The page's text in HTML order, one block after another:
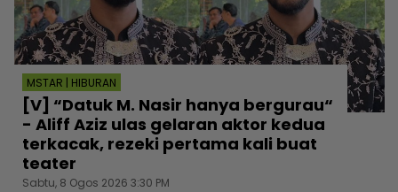
MSTAR | HIBURAN
[V] “Datuk M. Nasir hanya bergurau“
- Aliff Aziz ulas gelaran aktor kedua
terkacak, rezeki pertama kali buat
teater
Sabtu, 8 Ogos 2026 3:30 PM